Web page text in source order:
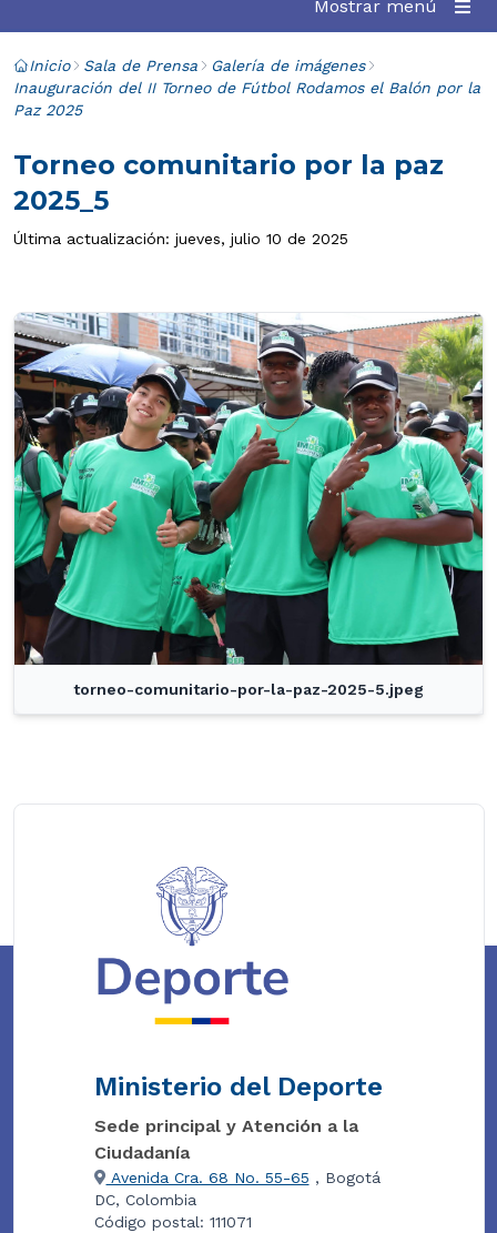
Mostrar menú
Inicio Sala de Prensa
Galería de imágenes
Inauguración del II Torneo de Fútbol Rodamos el Balón por la
Paz 2025
Torneo comunitario por la paz
2025_5
Última actualización: jueves, julio 10 de 2025
torneo-comunitario-por-la-paz-2025-5.jpeg
Ministerio del Deporte
Sede principal y Atención a la
Ciudadanía
Avenida Cra. 68 No. 55-65 , Bogotá
DC, Colombia
Código postal: 111071